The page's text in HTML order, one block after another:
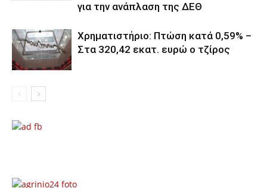
για την ανάπλαση της ΔΕΘ
Χρηματιστήριο: Πτώση κατά 0,59% –
Στα 320,42 εκατ. ευρώ ο τζίρος